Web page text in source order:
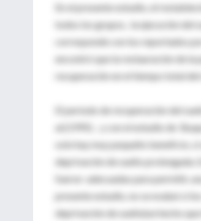
En el presente estudio, el
todos los grupos, la ejecución del
corresponde con los reportados
encontró que la restauración de
recuperación en el tiempo total
El período de recuperación del
al.(1995) , y con el estudio de
solo hay muy pequeño beneficio,
deprivación de sueño prolongada.
fueron adecuadas para permitir,
presente estudio, no se evaluó si
deprivación de sueño(un hecho